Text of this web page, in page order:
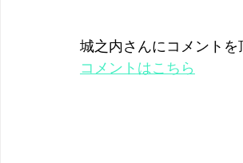
城之内さんにコメント
コメントはこちら